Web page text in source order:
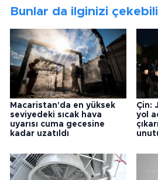
Bunlar da ilginizi
Macaristan'da en yüksek
seviyedeki sıcak hava
uyarısı cuma gecesine
kadar uzatıldı
Çin:
yol